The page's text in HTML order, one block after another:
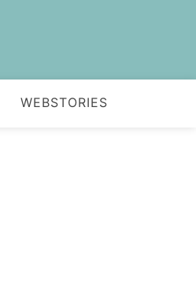
WEBSTORIES